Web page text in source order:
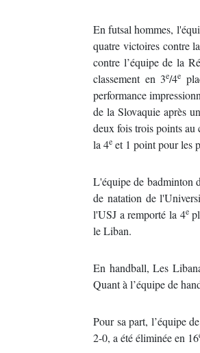
En futsal hommes,
quatre victoires contre
contre l’équipe de la
classement en 3e/4e
performance
de la Slovaquie après
deux fois trois points au
la 4e et 1 point pour les
L'équipe de badminton
de natation de
l'USJ a remporté la 4e
le Liban.
En handball, Les
Quant à l’équipe de
Pour sa part, l’équipe
2-0, a été éliminée en 16